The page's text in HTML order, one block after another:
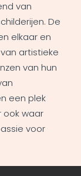
van
De
elkaar en
artistieke
van hun
een plek
ook waar
voor